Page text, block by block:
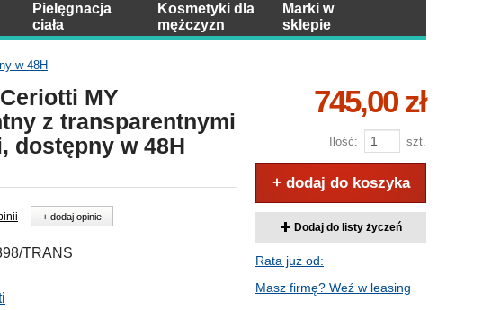
Pielęgnacja
ciała
Kosmetyki dla
mężczyzn
Marki w
sklepie
w 48H
MY
z transparentnymi
dostępny w 48H
+ dodaj opinie
TRANS
745,00 zł
Ilość: szt.
+ dodaj do koszyka
Dodaj do listy życzeń
Rata już od:
Masz firmę? Weź w leasing